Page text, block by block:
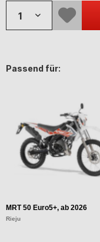
Passend für:
MRT 50 Euro5+, ab 2026
Rieju